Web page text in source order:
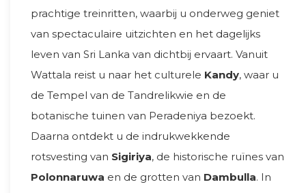
prachtige treinritten, waarbij u onderweg geniet
van spectaculaire uitzichten en het dagelijks
leven van Sri Lanka van dichtbij ervaart. Vanuit
Wattala reist u naar het culturele Kandy, waar u
de Tempel van de Tandrelikwie en de
botanische tuinen van Peradeniya bezoekt.
Daarna ontdekt u de indrukwekkende
rotsvesting van Sigiriya, de historische ruïnes van
Polonnaruwa en de grotten van Dambulla. In